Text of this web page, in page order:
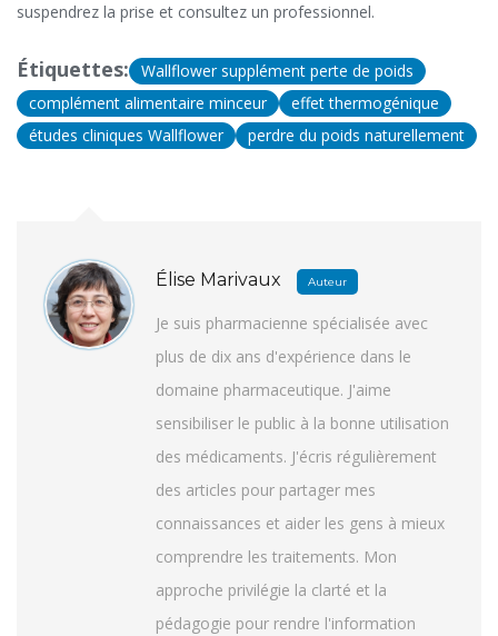
suspendrez la prise et consultez un professionnel.
Étiquettes:
Wallflower supplément perte de poids
complément alimentaire minceur
effet thermogénique
études cliniques Wallflower
perdre du poids naturellement
Élise Marivaux Auteur
Je suis pharmacienne spécialisée avec
plus de dix ans d'expérience dans le
domaine pharmaceutique. J'aime
sensibiliser le public à la bonne utilisation
des médicaments. J'écris régulièrement
des articles pour partager mes
connaissances et aider les gens à mieux
comprendre les traitements. Mon
approche privilégie la clarté et la
pédagogie pour rendre l'information